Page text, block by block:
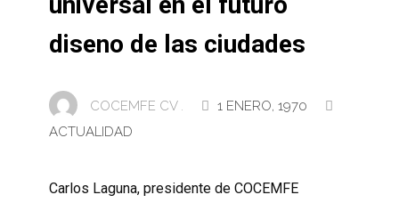
diseno de las ciudades
COCEMFE CV .
1 ENERO, 1970
ACTUALIDAD
Carlos Laguna, presidente de COCEMFE